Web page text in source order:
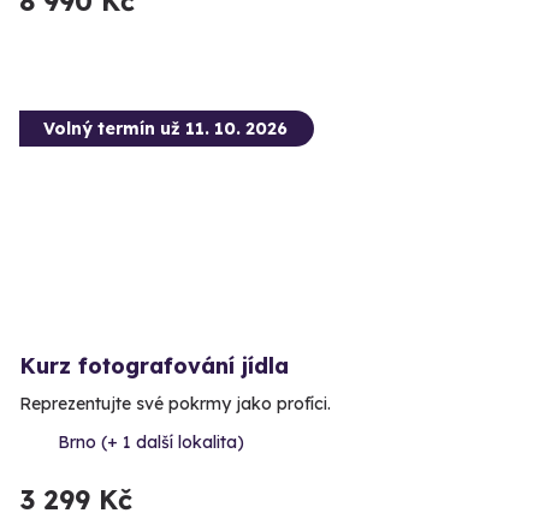
Volný termín už 11. 10. 2026
Kurz fotografování jídla
Reprezentujte své pokrmy jako profíci.
Brno (+ 1 další lokalita)
3 299 Kč